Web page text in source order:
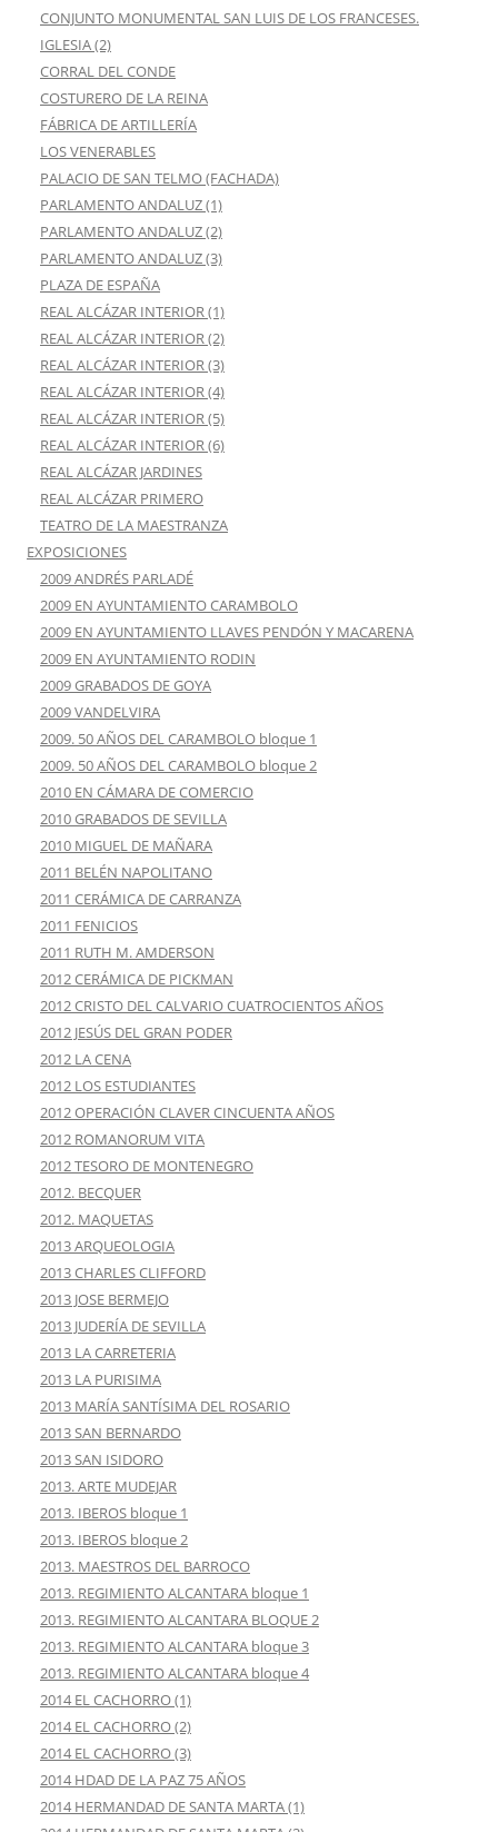
CONJUNTO MONUMENTAL SAN LUIS DE LOS FRANCESES.
IGLESIA (2)
CORRAL DEL CONDE
COSTURERO DE LA REINA
FÁBRICA DE ARTILLERÍA
LOS VENERABLES
PALACIO DE SAN TELMO (FACHADA)
PARLAMENTO ANDALUZ (1)
PARLAMENTO ANDALUZ (2)
PARLAMENTO ANDALUZ (3)
PLAZA DE ESPAÑA
REAL ALCÁZAR INTERIOR (1)
REAL ALCÁZAR INTERIOR (2)
REAL ALCÁZAR INTERIOR (3)
REAL ALCÁZAR INTERIOR (4)
REAL ALCÁZAR INTERIOR (5)
REAL ALCÁZAR INTERIOR (6)
REAL ALCÁZAR JARDINES
REAL ALCÁZAR PRIMERO
TEATRO DE LA MAESTRANZA
EXPOSICIONES
2009 ANDRÉS PARLADÉ
2009 EN AYUNTAMIENTO CARAMBOLO
2009 EN AYUNTAMIENTO LLAVES PENDÓN Y MACARENA
2009 EN AYUNTAMIENTO RODIN
2009 GRABADOS DE GOYA
2009 VANDELVIRA
2009. 50 AÑOS DEL CARAMBOLO bloque 1
2009. 50 AÑOS DEL CARAMBOLO bloque 2
2010 EN CÁMARA DE COMERCIO
2010 GRABADOS DE SEVILLA
2010 MIGUEL DE MAÑARA
2011 BELÉN NAPOLITANO
2011 CERÁMICA DE CARRANZA
2011 FENICIOS
2011 RUTH M. AMDERSON
2012 CERÁMICA DE PICKMAN
2012 CRISTO DEL CALVARIO CUATROCIENTOS AÑOS
2012 JESÚS DEL GRAN PODER
2012 LA CENA
2012 LOS ESTUDIANTES
2012 OPERACIÓN CLAVER CINCUENTA AÑOS
2012 ROMANORUM VITA
2012 TESORO DE MONTENEGRO
2012. BECQUER
2012. MAQUETAS
2013 ARQUEOLOGIA
2013 CHARLES CLIFFORD
2013 JOSE BERMEJO
2013 JUDERÍA DE SEVILLA
2013 LA CARRETERIA
2013 LA PURISIMA
2013 MARÍA SANTÍSIMA DEL ROSARIO
2013 SAN BERNARDO
2013 SAN ISIDORO
2013. ARTE MUDEJAR
2013. IBEROS bloque 1
2013. IBEROS bloque 2
2013. MAESTROS DEL BARROCO
2013. REGIMIENTO ALCANTARA bloque 1
2013. REGIMIENTO ALCANTARA BLOQUE 2
2013. REGIMIENTO ALCANTARA bloque 3
2013. REGIMIENTO ALCANTARA bloque 4
2014 EL CACHORRO (1)
2014 EL CACHORRO (2)
2014 EL CACHORRO (3)
2014 HDAD DE LA PAZ 75 AÑOS
2014 HERMANDAD DE SANTA MARTA (1)